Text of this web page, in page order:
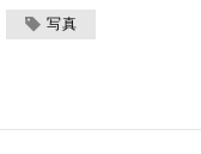
写真